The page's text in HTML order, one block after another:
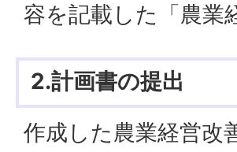
容を記載した「農業
2.計画書の提出
作成した農業経営改